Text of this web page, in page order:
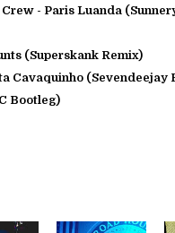
- Paris Luanda
(Superskank Remix)
Cavaquinho (Sevendeejay
Bootleg)